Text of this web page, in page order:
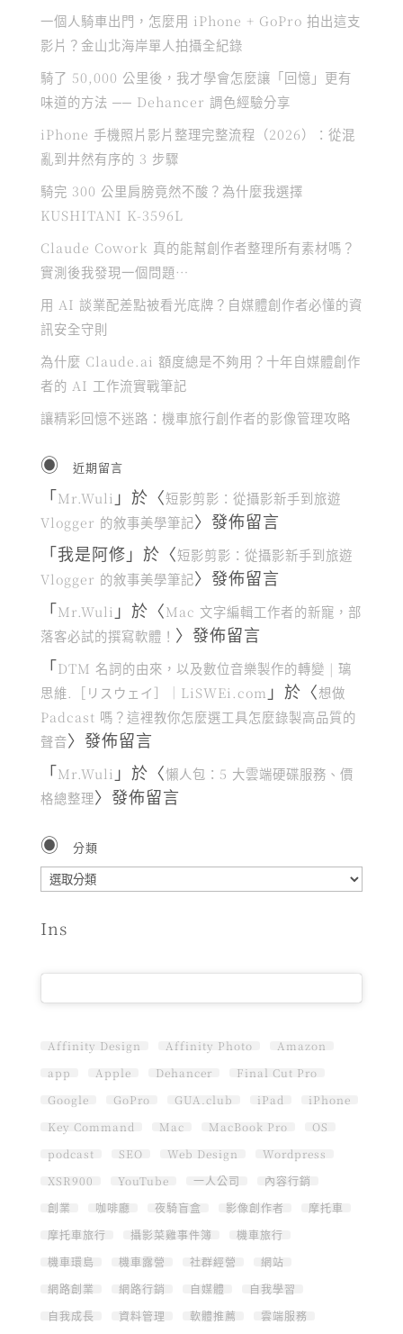
一個人騎車出門，怎麼用 iPhone + GoPro 拍出這支
影片？金山北海岸單人拍攝全紀錄
騎了 50,000 公里後，我才學會怎麼讓「回憶」更有
味道的方法 ── Dehancer 調色經驗分享
iPhone 手機照片影片整理完整流程（2026）：從混
亂到井然有序的 3 步驟
騎完 300 公里肩膀竟然不酸？為什麼我選擇
KUSHITANI K-3596L
Claude Cowork 真的能幫創作者整理所有素材嗎？
實測後我發現一個問題…
用 AI 談業配差點被看光底牌？自媒體創作者必懂的資
訊安全守則
為什麼 Claude.ai 額度總是不夠用？十年自媒體創作
者的 AI 工作流實戰筆記
讓精彩回憶不迷路：機車旅行創作者的影像管理攻略
近期留言
「Mr.Wuli 」於〈短影剪影：從攝影新手到旅遊
Vlogger 的敘事美學筆記〉發佈留言
「我是阿修 」於〈短影剪影：從攝影新手到旅遊
Vlogger 的敘事美學筆記〉發佈留言
「Mr.Wuli 」於〈Mac 文字編輯工作者的新寵，部
落客必試的撰寫軟體！ 〉發佈留言
「DTM 名詞的由來，以及數位音樂製作的轉變 | 璃
思維.［リスウェイ］｜LiSWEi.com 」於〈想做
Padcast 嗎？這裡教你怎麼選工具怎麼錄製高品質的
聲音〉發佈留言
「Mr.Wuli 」於〈懶人包：5 大雲端硬碟服務、價
格總整理〉發佈留言
分類
分
Ins
Affinity Design Affinity Photo
Amazon
app
Apple Dehancer
Final Cut Pro
Google
GoPro GUA.club iPad
iPhone
Key Command
Mac MacBook Pro
OS
podcast
SEO Web Design
Wordpress
XSR900
YouTube 一人公司
內容行銷
創業
咖啡廳 夜騎盲盒 影像創作者
摩托車
摩托車旅行
攝影菜雞事件簿
機車旅行
機車環島
機車露營 社群經營
網站
網路創業
網路行銷 自媒體
自我學習
自我成長
資料管理 軟體推薦 雲端服務